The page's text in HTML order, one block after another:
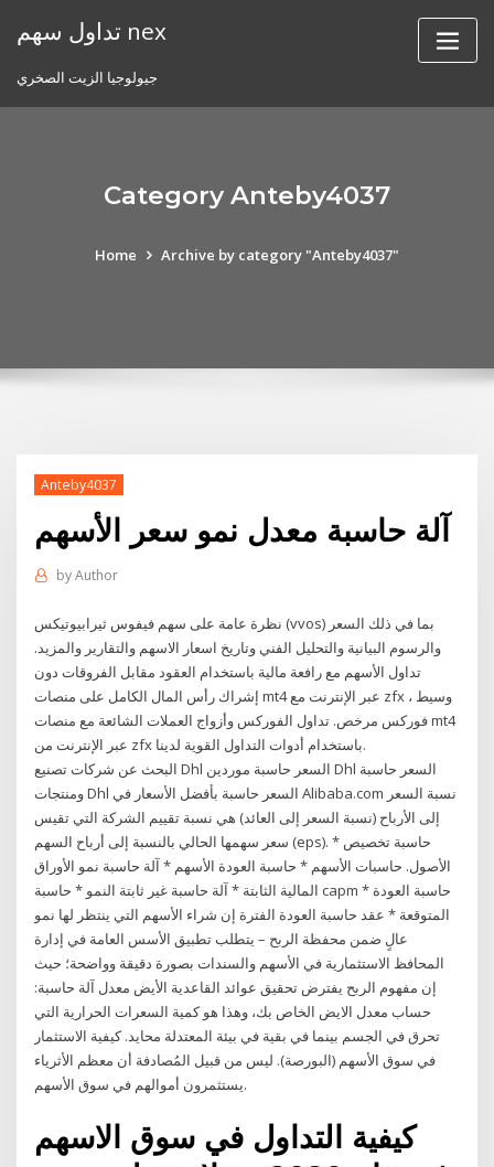
تداول سهم nex
جيولوجيا الزيت الصخري
Category Anteby4037
Home Archive by category "Anteby4037"
Anteby4037
آلة حاسبة معدل نمو سعر الأسهم
byAuthor
نظرة عامة على سهم فيفوس ثيرابيوتيكس (vvos) بما في ذلك السعر
والرسوم البيانية والتحليل الفني وتاريخ اسعار الاسهم والتقارير والمزيد.
تداول الأسهم مع رافعة مالية باستخدام العقود مقابل الفروقات دون
إشراك رأس المال الكامل على منصات mt4 عبر الإنترنت مع zfx ، وسيط
فوركس مرخص. تداول الفوركس وأزواج العملات الشائعة مع منصات mt4
عبر الإنترنت من zfx باستخدام أدوات التداول القوية لدينا.
البحث عن شركات تصنيع Dhl السعر حاسبة موردين Dhl السعر حاسبة
ومنتجات Dhl السعر حاسبة بأفضل الأسعار في Alibaba.com نسبة السعر
إلى الأرباح (نسبة السعر إلى العائد) هي نسبة تقييم الشركة التي تقيس
سعر سهمها الحالي بالنسبة إلى أرباح السهم (eps). * حاسبة تخصيص
الأصول. حاسبات الأسهم * حاسبة العودة الأسهم * آلة حاسبة نمو الأوراق
المالية الثابتة * آلة حاسبة غير ثابتة النمو * حاسبة capm * حاسبة العودة
المتوقعة * عقد حاسبة العودة الفترة إن شراء الأسهم التي ينتظر لها نمو
عالٍ ضمن محفظة الربح – يتطلب تطبيق الأسس العامة في إدارة
المحافظ الاستثمارية في الأسهم والسندات بصورة دقيقة وواضحة؛ حيث
إن مفهوم الربح يفترض تحقيق عوائد القاعدية الأيض معدل آلة حاسبة:
حساب معدل الايض الخاص بك، وهذا هو كمية السعرات الحرارية التي
تحرق في الجسم بينما في بقية في بيئة المعتدلة محايد. كيفية الاستثمار
في سوق الأسهم (البورصة). ليس من قبيل المُصادفة أن معظم الأثرياء
يستثمرون أموالهم في سوق الأسهم.
كيفية التداول في سوق الاسهم